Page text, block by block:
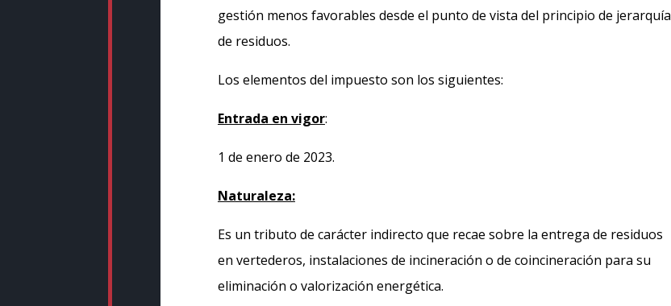
gestión menos favorables desde el punto de vista del principio de jerarquía
de residuos.
Los elementos del impuesto son los siguientes:
Entrada en vigor:
1 de enero de 2023.
Naturaleza:
Es un tributo de carácter indirecto que recae sobre la entrega de residuos
en vertederos, instalaciones de incineración o de coincineración para su
eliminación o valorización energética.